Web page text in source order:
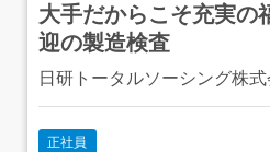
大手だからこそ充実の
迎の製造検査
日研トータルソーシング株式
正社員